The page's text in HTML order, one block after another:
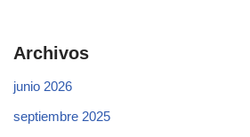
Archivos
junio 2026
septiembre 2025